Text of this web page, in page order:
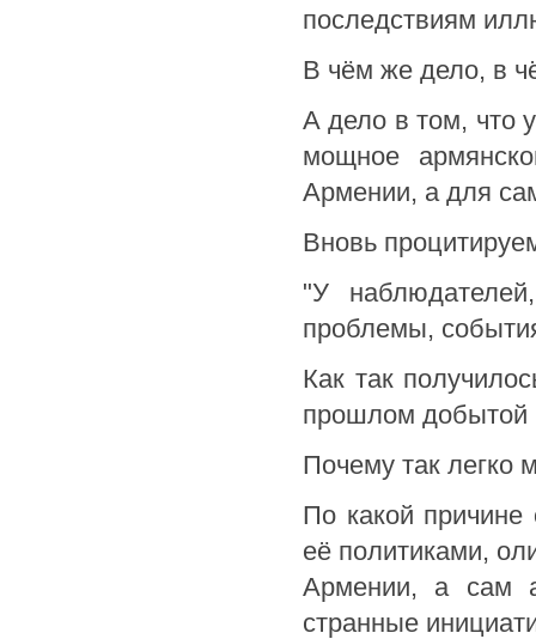
последствиям
В чём же дело, в
А дело в том, что
мощное
Армении, а для
Вновь
"У
проблемы,
Как так
прошлом добытой
Почему так легко
По какой причине
её политиками,
Армении, а сам
странные